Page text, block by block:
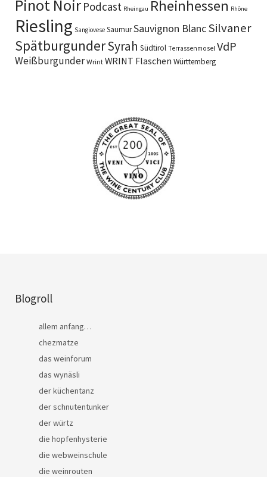
Pinot Noir Podcast Rheingau Rheinhessen Rhône
Riesling Sangiovese SaumurSauvignon BlancSilvaner
SpätburgunderSyrah Südtirol Terrassenmosel VdP
Weißburgunder Wrint WRINT Flaschen Württemberg
Blogroll
allem anfang…
chezmatze
das weinforum
das wynäsli
der küchentanz
der schnutentunker
der würtz
die hopfenhysterie
die webweinschule
die weinrouten